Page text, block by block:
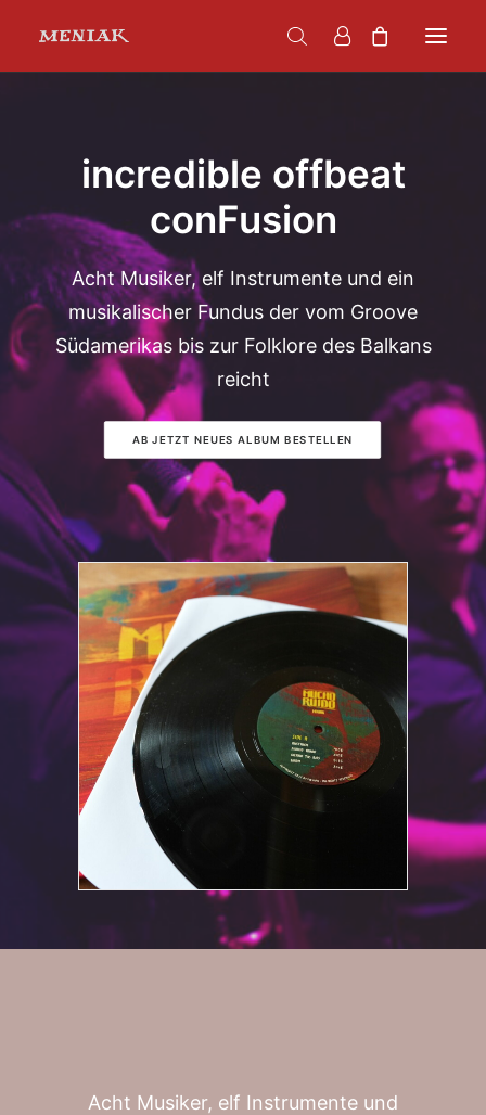
VIDEOS
TERMINE
BOOKING
SHOP
incredible offbeat
conFusion
Acht Musiker, elf Instrumente und ein
musikalischer Fundus der vom Groove
Südamerikas bis zur Folklore des Balkans
reicht
AB JETZT NEUES ALBUM BESTELLEN
28,00 €
IN DEN WARENKORB
Acht Musiker, elf Instrumente und